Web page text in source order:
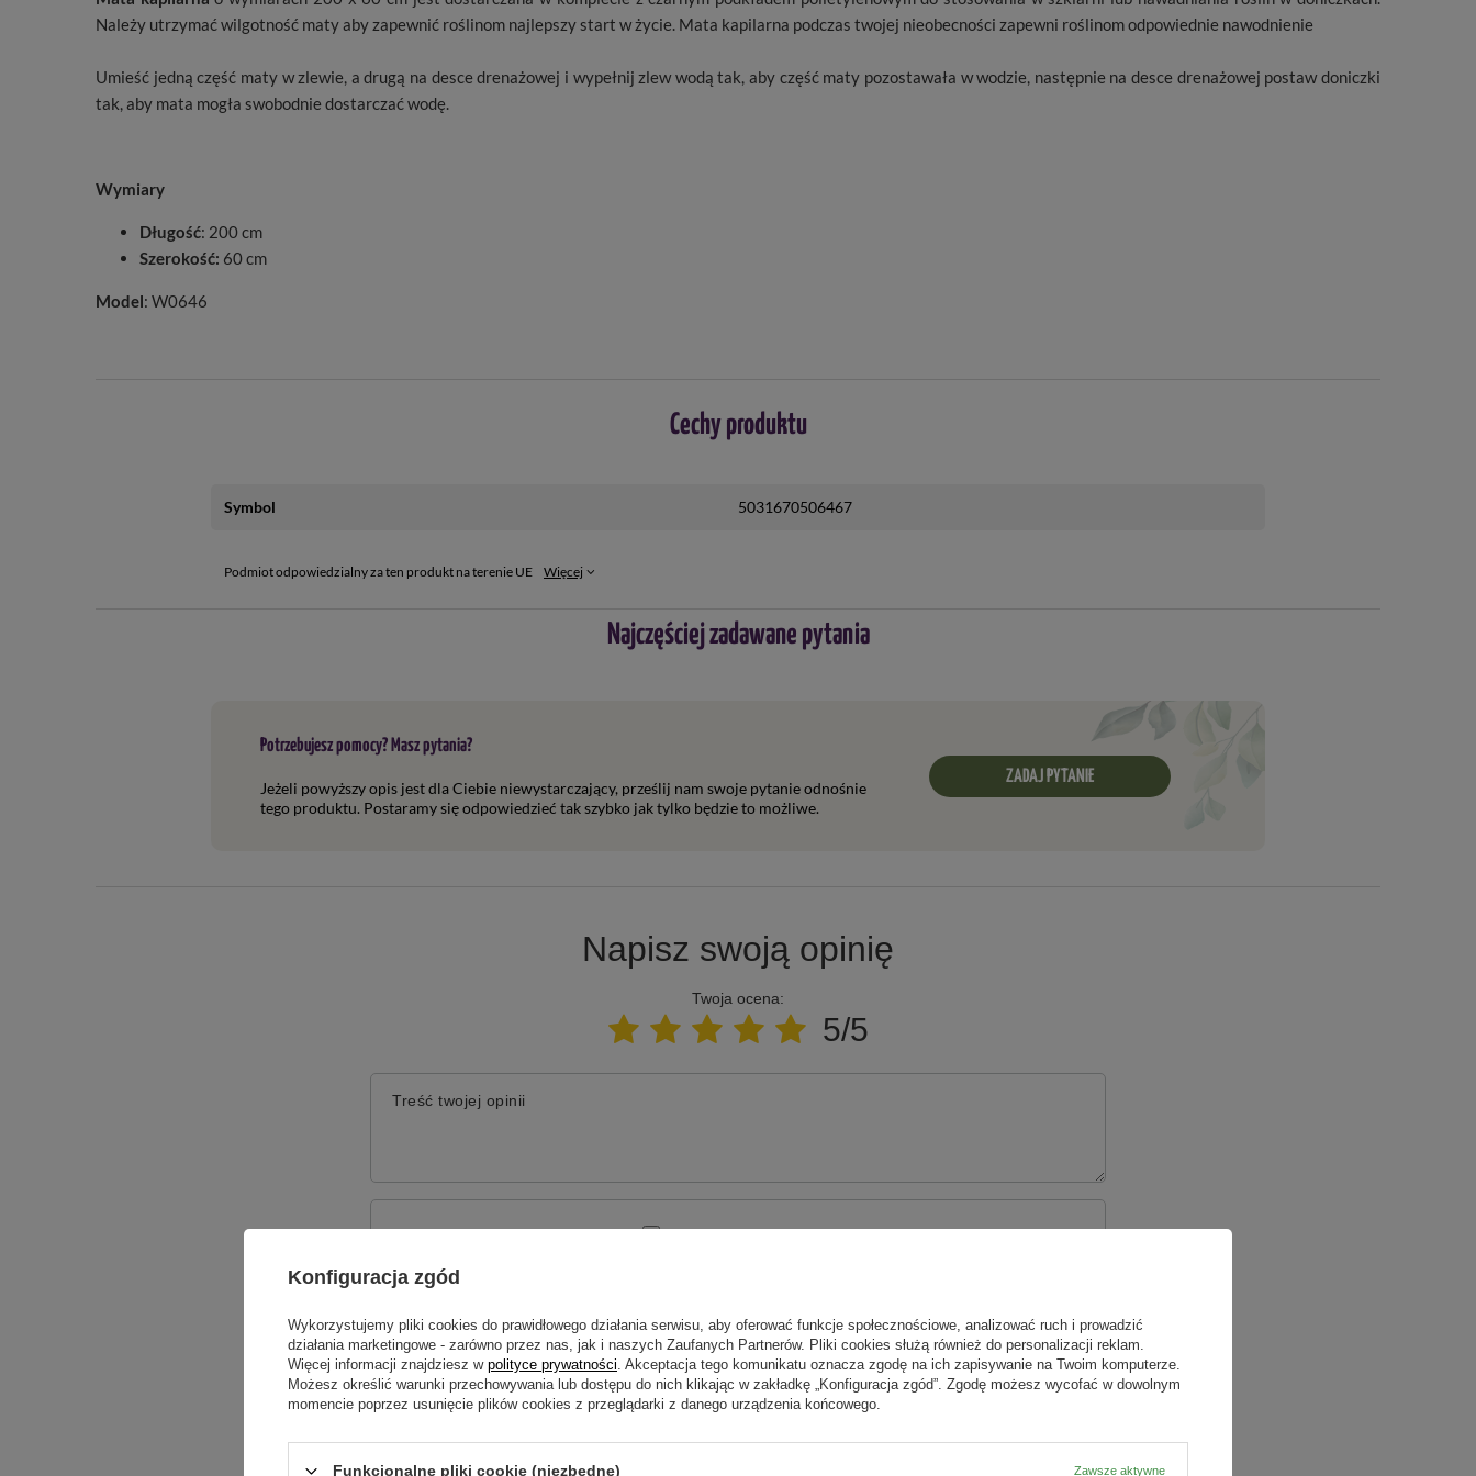
Należy utrzymać wilgotność maty aby zapewnić roślinom najlepszy start w życie. Mata kapilarna podczas twojej nieobecności zapewni roślinom odpowiednie nawodnienie
Umieść jedną część maty w zlewie, a drugą na desce drenażowej i wypełnij zlew wodą tak, aby część maty pozostawała w wodzie, następnie na desce drenażowej postaw doniczki
tak, aby mata mogła swobodnie dostarczać wodę.
Wymiary
Długość: 200 cm
Szerokość: 60 cm
Model: W0646
Cechy produktu
Symbol 5031670506467
Podmiot odpowiedzialny za ten produkt na terenie UE Więcej
Najczęściej zadawane pytania
Potrzebujesz pomocy? Masz pytania?
Jeżeli powyższy opis jest dla Ciebie niewystarczający, prześlij nam swoje pytanie odnośnie
tego produktu. Postaramy się odpowiedzieć tak szybko jak tylko będzie to możliwe.
ZADAJ PYTANIE
Napisz swoją opinię
Twoja ocena:
5/5
Treść twojej opinii
Twoje imię
Twój email
Konfiguracja zgód
Wykorzystujemy pliki cookies do prawidłowego działania serwisu, aby oferować funkcje społecznościowe, analizować ruch i prowadzić
działania marketingowe - zarówno przez nas, jak i naszych Zaufanych Partnerów. Pliki cookies służą również do personalizacji reklam.
Więcej informacji znajdziesz w polityce prywatności. Akceptacja tego komunikatu oznacza zgodę na ich zapisywanie na Twoim komputerze.
Możesz określić warunki przechowywania lub dostępu do nich klikając w zakładkę „Konfiguracja zgód”. Zgodę możesz wycofać w dowolnym
momencie poprzez usunięcie plików cookies z przeglądarki z danego urządzenia końcowego.
Funkcjonalne pliki cookie (niezbędne) Zawsze aktywne